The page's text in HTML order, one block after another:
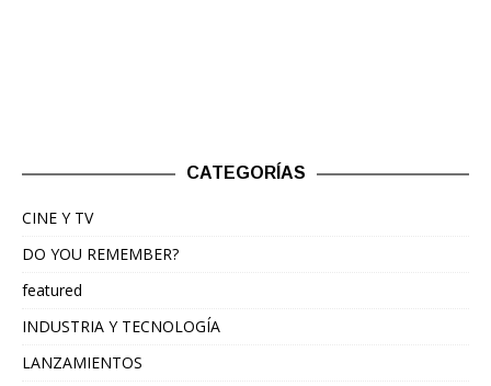
CATEGORÍAS
CINE Y TV
DO YOU REMEMBER?
featured
INDUSTRIA Y TECNOLOGÍA
LANZAMIENTOS